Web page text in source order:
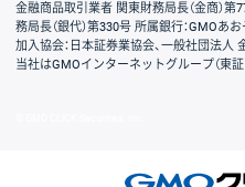
金融商品取引業者 関東財務局長（金商）
務局長（銀代）第330号 所属銀行：GMOあ
加入協会：日本証券業協会、一般社団法人
当社はGMOインターネットグループ（東